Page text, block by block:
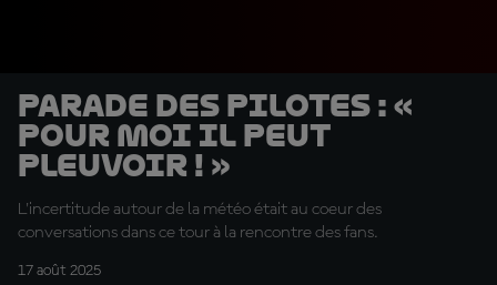
Parade des pilotes : «
Pour moi il peut
pleuvoir ! »
L'incertitude autour de la météo était au coeur des
conversations dans ce tour à la rencontre des fans.
17 août 2025